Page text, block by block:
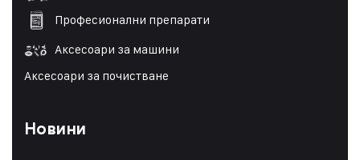
Професионални препарати
Аксесоари за машини
Аксесоари за почистване
Новини